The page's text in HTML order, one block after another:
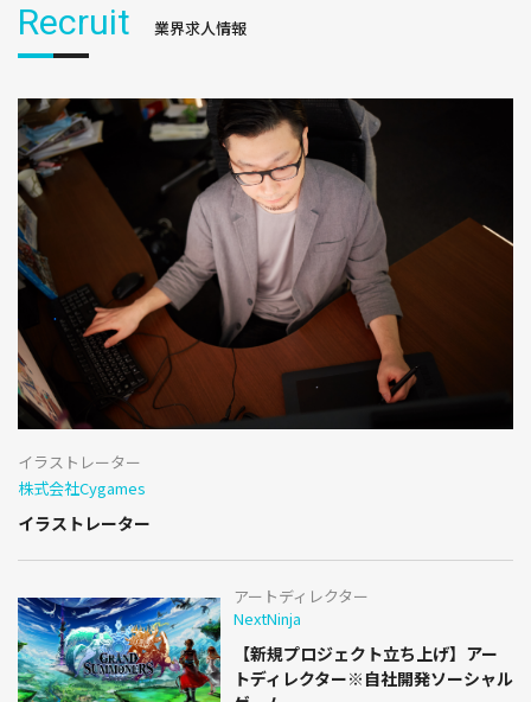
Recruit 業界求人情報
イラストレーター
株式会社Cygames
イラストレーター
アートディレクター
NextNinja
【新規プロジェクト立ち上げ】アー
トディレクター※自社開発ソーシャル